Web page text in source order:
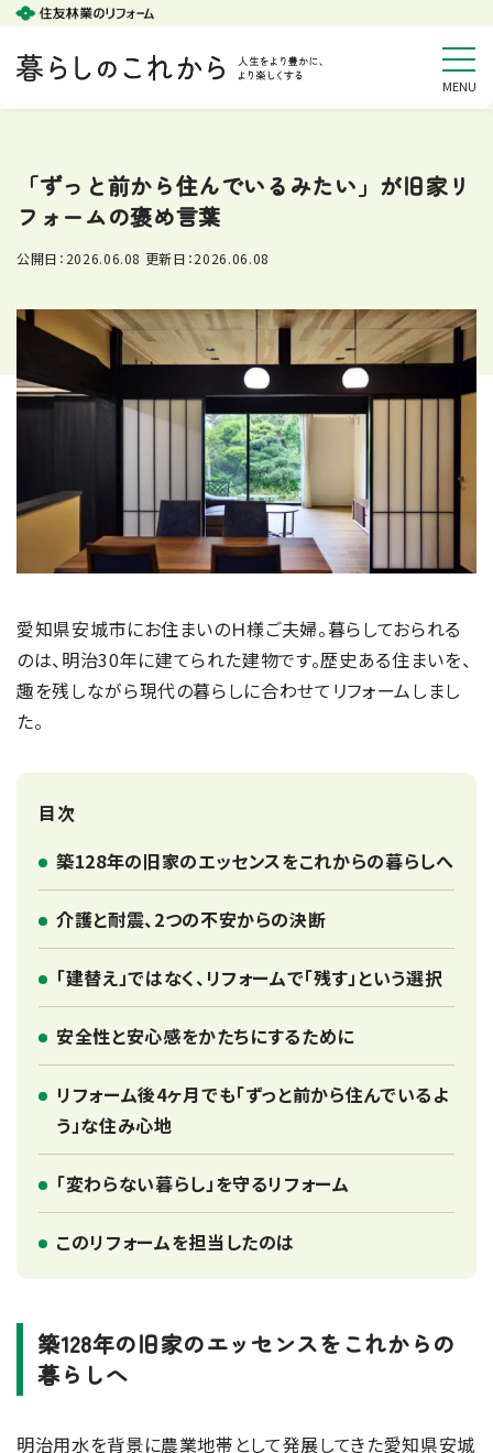
「ずっと前から住んでいるみたい」が旧家リ
フォームの褒め言葉
公開日： 2026.06.08 更新日：2026.06.08
愛知県安城市にお住まいのＨ様ご夫婦。暮らしておられる
のは、明治30年に建てられた建物です。歴史ある住まいを、
趣を残しながら現代の暮らしに合わせてリフォームしまし
た。
目次
築128年の旧家のエッセンスをこれからの暮らしへ
介護と耐震、2つの不安からの決断
「建替え」ではなく、リフォームで「残す」という選択
安全性と安心感をかたちにするために
リフォーム後4ヶ月でも「ずっと前から住んでいるよ
う」な住み心地
「変わらない暮らし」を守るリフォーム
このリフォームを担当したのは
築128年の旧家のエッセンスをこれからの
暮らしへ
明治用水を背景に農業地帯として発展してきた愛知県安城